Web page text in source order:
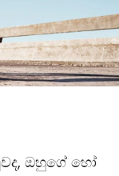
ඔහුගේ හෝ